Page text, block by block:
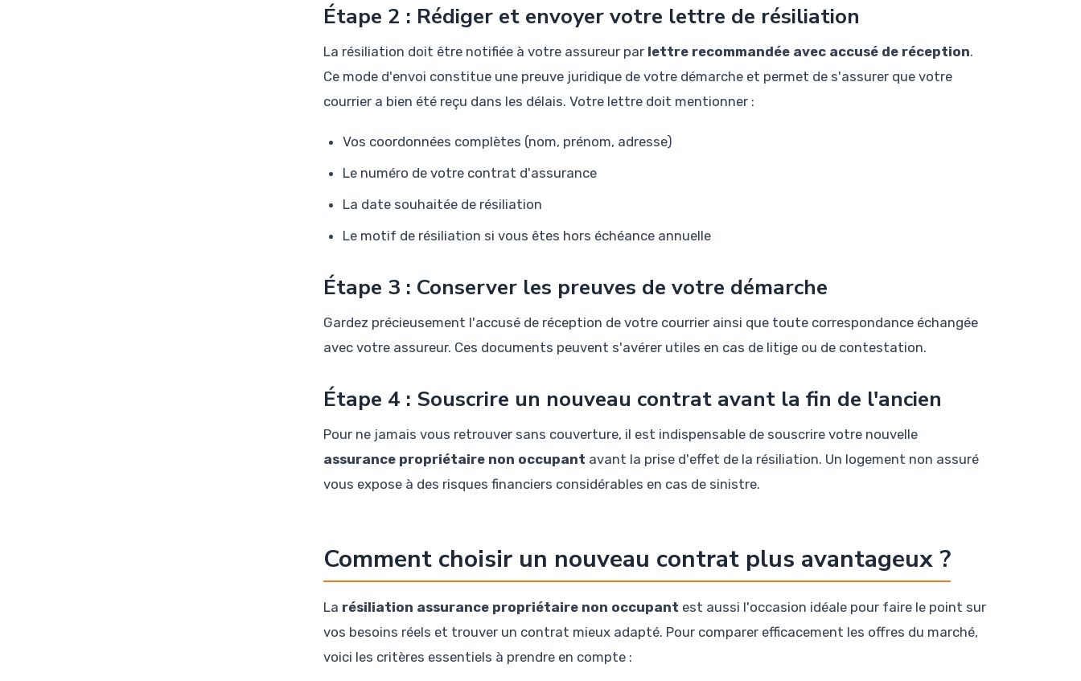
Étape 2 : Rédiger et envoyer votre lettre de résiliation
La résiliation doit être notifiée à votre assureur par lettre recommandée avec accusé de réception.
Ce mode d'envoi constitue une preuve juridique de votre démarche et permet de s'assurer que votre
courrier a bien été reçu dans les délais. Votre lettre doit mentionner :
Vos coordonnées complètes (nom, prénom, adresse)
Le numéro de votre contrat d'assurance
La date souhaitée de résiliation
Le motif de résiliation si vous êtes hors échéance annuelle
Étape 3 : Conserver les preuves de votre démarche
Gardez précieusement l'accusé de réception de votre courrier ainsi que toute correspondance échangée
avec votre assureur. Ces documents peuvent s'avérer utiles en cas de litige ou de contestation.
Étape 4 : Souscrire un nouveau contrat avant la fin de l'ancien
Pour ne jamais vous retrouver sans couverture, il est indispensable de souscrire votre nouvelle
assurance propriétaire non occupant avant la prise d'effet de la résiliation. Un logement non assuré
vous expose à des risques financiers considérables en cas de sinistre.
Comment choisir un nouveau contrat plus avantageux ?
La résiliation assurance propriétaire non occupant est aussi l'occasion idéale pour faire le point sur
vos besoins réels et trouver un contrat mieux adapté. Pour comparer efficacement les offres du marché,
voici les critères essentiels à prendre en compte :